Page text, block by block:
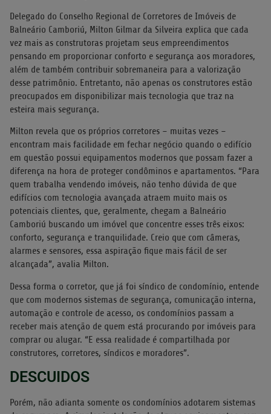
Delegado do Conselho Regional de Corretores de Imóveis de
Balneário Camboriú, Milton Gilmar da Silveira explica que cada
vez mais as construtoras projetam seus empreendimentos
pensando em proporcionar conforto e segurança aos moradores,
além de também contribuir sobremaneira para a valorização
desse patrimônio. Entretanto, não apenas os construtores estão
preocupados em disponibilizar mais tecnologia que traz na
esteira mais segurança.
Milton revela que os próprios corretores – muitas vezes –
encontram mais facilidade em fechar negócio quando o edifício
em questão possui equipamentos modernos que possam fazer a
diferença na hora de proteger condôminos e apartamentos. “Para
quem trabalha vendendo imóveis, não tenho dúvida de que
edifícios com tecnologia avançada atraem muito mais os
potenciais clientes, que, geralmente, chegam a Balneário
Camboriú buscando um imóvel que concentre esses três eixos:
conforto, segurança e tranquilidade. Creio que com câmeras,
alarmes e sensores, essa aspiração fique mais fácil de ser
alcançada”, avalia Milton.
Dessa forma o corretor, que já foi síndico de condomínio, entende
que com modernos sistemas de segurança, comunicação interna,
automação e controle de acesso, os condomínios passam a
receber mais atenção de quem está procurando por imóveis para
comprar ou alugar. “E essa realidade é compartilhada por
construtores, corretores, síndicos e moradores”.
DESCUIDOS
Porém, não adianta somente os condomínios adotarem sistemas